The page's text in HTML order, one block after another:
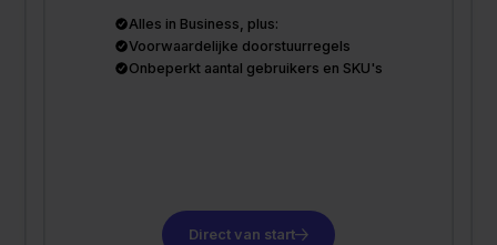
Alles in Business, plus:
Voorwaardelijke doorstuurregels
Onbeperkt aantal gebruikers en SKU's
Direct van start